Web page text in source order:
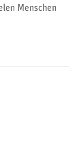
Menschen